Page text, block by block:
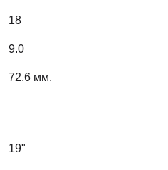
18
9.0
72.6 мм.
19"